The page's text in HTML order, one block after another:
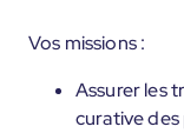
Vos missions :
Assurer les
curative